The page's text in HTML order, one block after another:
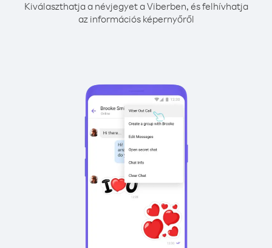
Kiválaszthatja a névjegyet a Viberben, és felhívhatja
az információs képernyőről